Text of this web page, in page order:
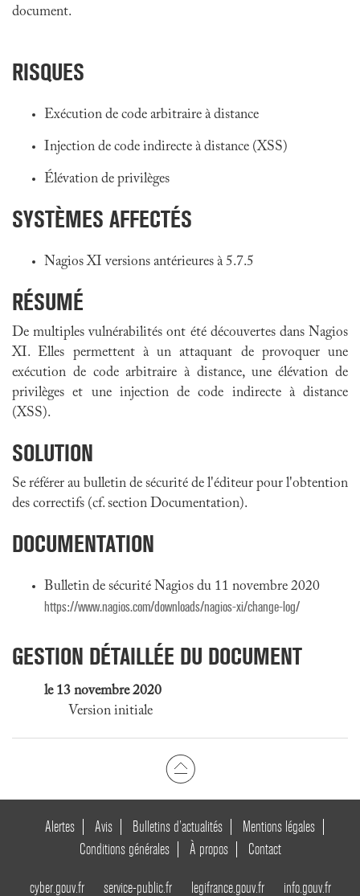
document.
RISQUES
Exécution de code arbitraire à distance
Injection de code indirecte à distance (XSS)
Élévation de privilèges
SYSTÈMES AFFECTÉS
Nagios XI versions antérieures à 5.7.5
RÉSUMÉ
De multiples vulnérabilités ont été découvertes dans Nagios
XI. Elles permettent à un attaquant de provoquer une
exécution de code arbitraire à distance, une élévation de
privilèges et une injection de code indirecte à distance
(XSS).
SOLUTION
Se référer au bulletin de sécurité de l'éditeur pour l'obtention
des correctifs (cf. section Documentation).
DOCUMENTATION
Bulletin de sécurité Nagios du 11 novembre 2020
https://www.nagios.com/downloads/nagios-xi/change-log/
GESTION DÉTAILLÉE DU DOCUMENT
le 13 novembre 2020
Version initiale
Alertes Avis Bulletins d’actualités
Mentions légales
Conditions générales
À propos Contact
cyber.gouv.fr service-public.fr legifrance.gouv.fr info.gouv.fr